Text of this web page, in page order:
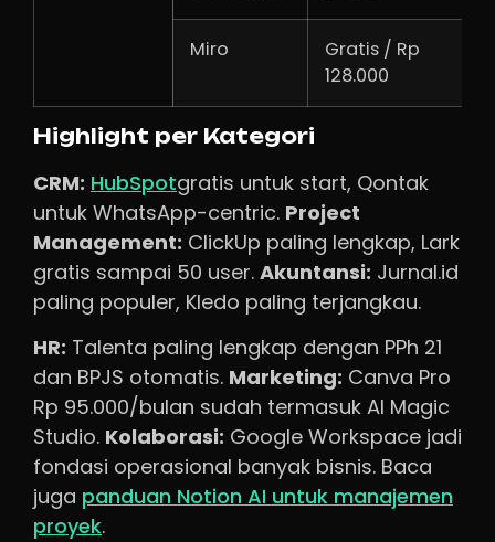
Miro
Gratis / Rp
128.000
Highlight per Kategori
CRM: HubSpotgratis untuk start, Qontak
untuk WhatsApp-centric. Project
Management: ClickUp paling lengkap, Lark
gratis sampai 50 user. Akuntansi: Jurnal.id
paling populer, Kledo paling terjangkau.
HR: Talenta paling lengkap dengan PPh 21
dan BPJS otomatis. Marketing: Canva Pro
Rp 95.000/bulan sudah termasuk AI Magic
Studio. Kolaborasi: Google Workspace jadi
fondasi operasional banyak bisnis. Baca
juga panduan Notion AI untuk manajemen
proyek.